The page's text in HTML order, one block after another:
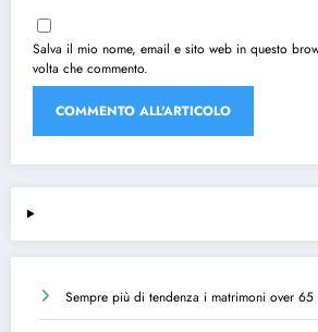
Salva il mio nome, email e sito web in questo
volta che commento.
Sempre più di tendenza i matrimoni over 65